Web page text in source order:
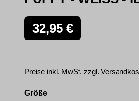
Regulärer Preis:
32,95 €
Preise inkl. MwSt. zzgl.
Größeauswählen